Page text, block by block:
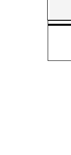
山-辽宁-
城-扬州